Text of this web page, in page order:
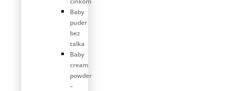
Baby
puder
bez
talka
Baby
cream
powder
–